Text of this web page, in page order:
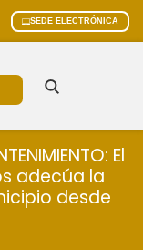
SEDE ELECTRÓNICA
El
adecúa la
desde